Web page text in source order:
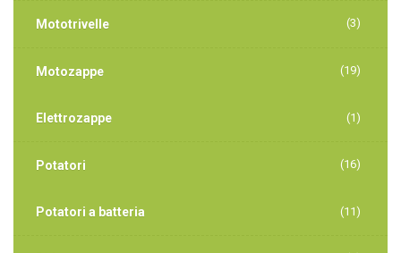
Mototrivelle (3)
Motozappe (19)
Elettrozappe (1)
Potatori (16)
Potatori a batteria (11)